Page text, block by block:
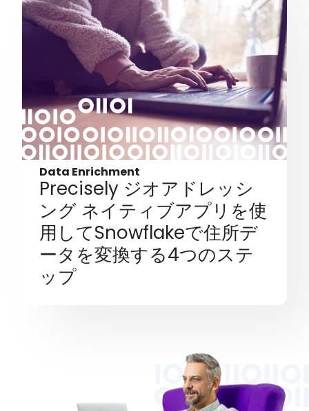
Data Enrichment
Precisely ジオアドレッシ
ング ネイティブアプリを使
用してSnowflakeで住所デ
ータを変換する4つのステ
ップ